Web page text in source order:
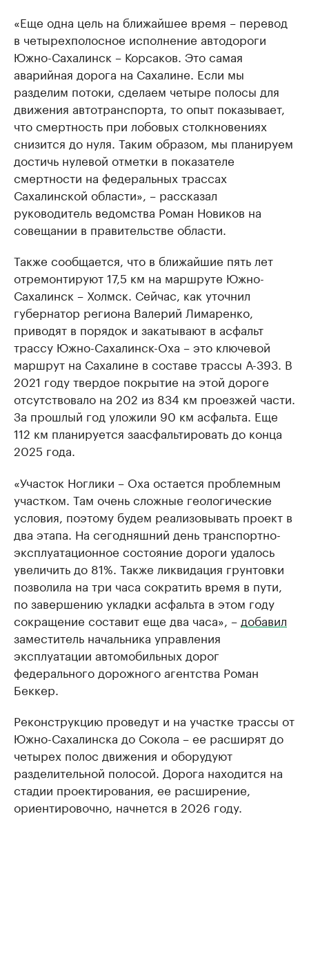
«Еще одна цель на ближайшее время – перевод
в четырехполосное исполнение автодороги
Южно-Сахалинск – Корсаков. Это самая
аварийная дорога на Сахалине. Если мы
разделим потоки, сделаем четыре полосы для
движения автотранспорта, то опыт показывает,
что смертность при лобовых столкновениях
снизится до нуля. Таким образом, мы планируем
достичь нулевой отметки в показателе
смертности на федеральных трассах
Сахалинской области», – рассказал
руководитель ведомства Роман Новиков на
совещании в правительстве области.
Также сообщается, что в ближайшие пять лет
отремонтируют 17,5 км на маршруте Южно-
Сахалинск – Холмск. Сейчас, как уточнил
губернатор региона Валерий Лимаренко,
приводят в порядок и закатывают в асфальт
трассу Южно-Сахалинск-Оха – это ключевой
маршрут на Сахалине в составе трассы А-393. В
2021 году твердое покрытие на этой дороге
отсутствовало на 202 из 834 км проезжей части.
За прошлый год уложили 90 км асфальта. Еще
112 км планируется заасфальтировать до конца
2025 года.
«Участок Ноглики – Оха остается проблемным
участком. Там очень сложные геологические
условия, поэтому будем реализовывать проект в
два этапа. На сегодняшний день транспортно-
эксплуатационное состояние дороги удалось
увеличить до 81%. Также ликвидация грунтовки
позволила на три часа сократить время в пути,
по завершению укладки асфальта в этом году
сокращение составит еще два часа», – добавил
заместитель начальника управления
эксплуатации автомобильных дорог
федерального дорожного агентства Роман
Беккер.
Реконструкцию проведут и на участке трассы от
Южно-Сахалинска до Сокола – ее расширят до
четырех полос движения и оборудуют
разделительной полосой. Дорога находится на
стадии проектирования, ее расширение,
ориентировочно, начнется в 2026 году.